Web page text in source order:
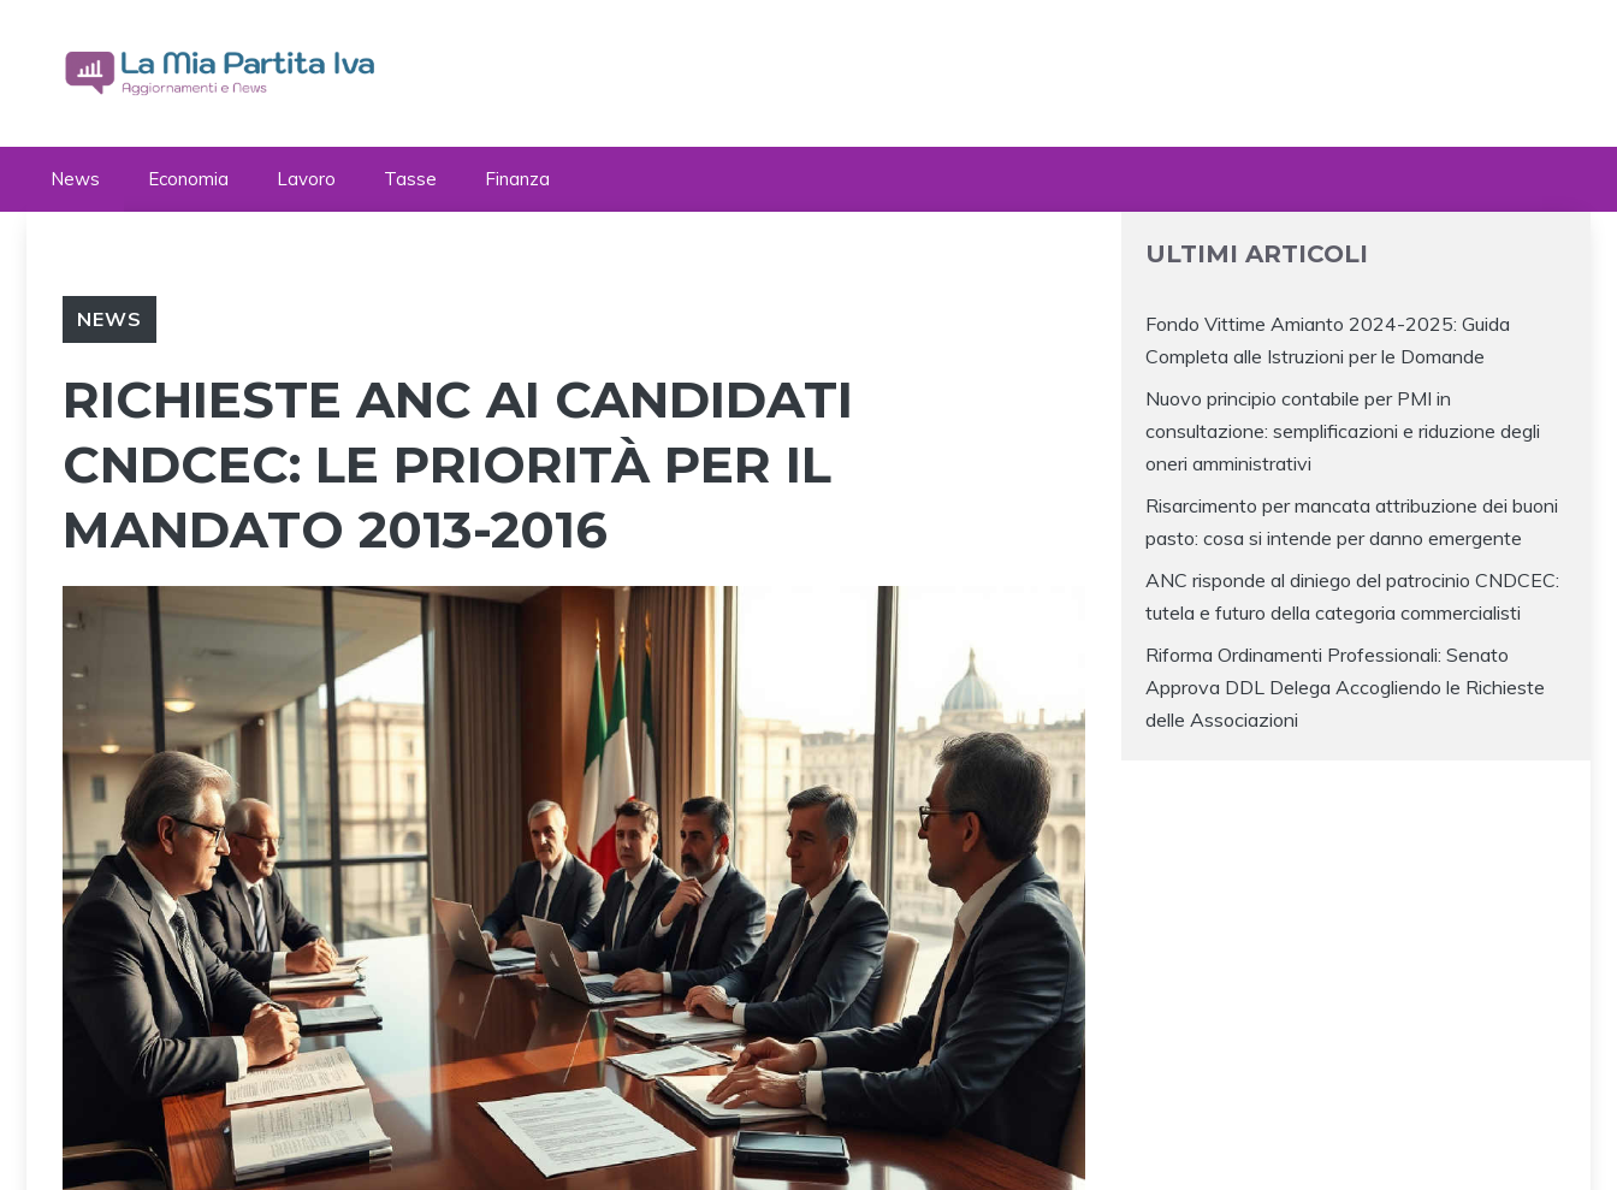
contenuto
News Economia Lavoro Tasse Finanza
NEWS
RICHIESTE ANC AI CANDIDATI
CNDCEC: LE PRIORITÀ PER IL
MANDATO 2013-2016
ULTIMI ARTICOLI
Fondo Vittime Amianto 2024-2025: Guida
Completa alle Istruzioni per le Domande
Nuovo principio contabile per PMI in
consultazione: semplificazioni e riduzione degli
oneri amministrativi
Risarcimento per mancata attribuzione dei buoni
pasto: cosa si intende per danno emergente
ANC risponde al diniego del patrocinio CNDCEC:
tutela e futuro della categoria commercialisti
Riforma Ordinamenti Professionali: Senato
Approva DDL Delega Accogliendo le Richieste
delle Associazioni